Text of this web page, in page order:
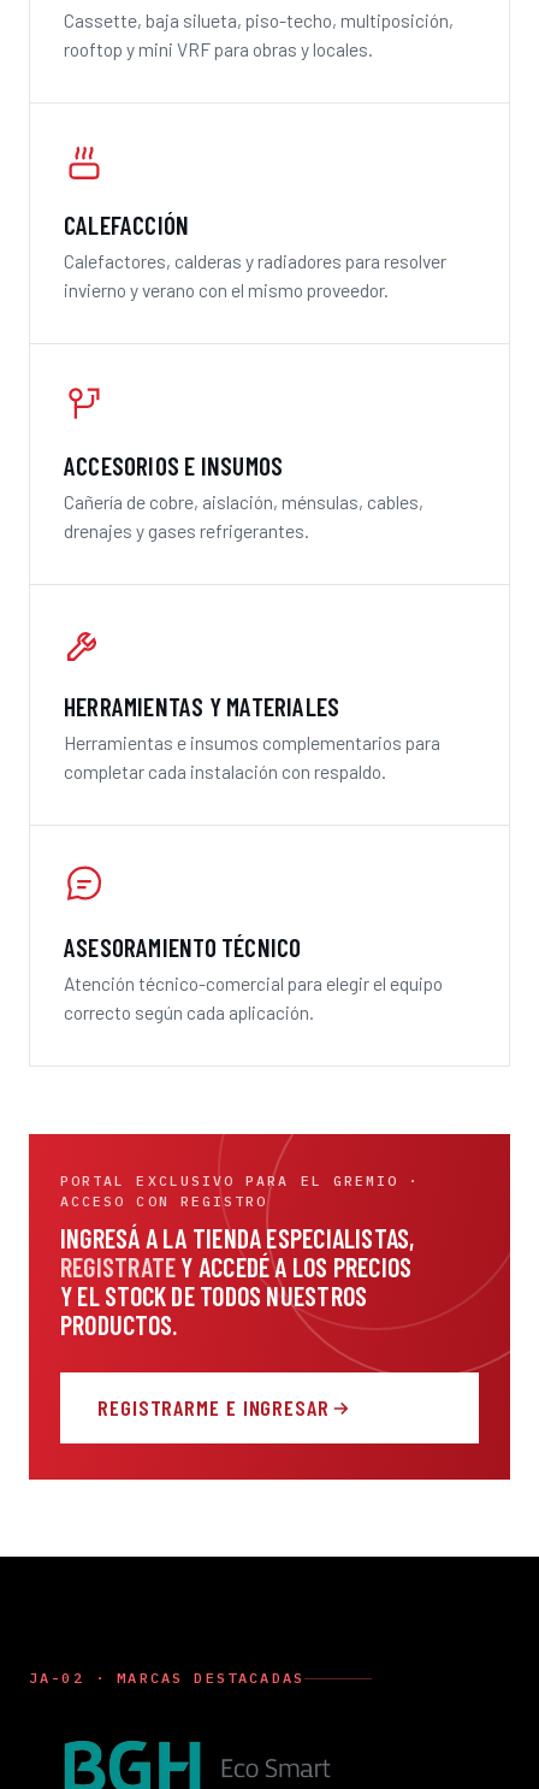
Cassette, baja silueta, piso-techo, multiposición,
rooftop y mini VRF para obras y locales.
CALEFACCIÓN
Calefactores, calderas y radiadores para resolver
invierno y verano con el mismo proveedor.
ACCESORIOS E INSUMOS
Cañería de cobre, aislación, ménsulas, cables,
drenajes y gases refrigerantes.
HERRAMIENTAS Y MATERIALES
Herramientas e insumos complementarios para
completar cada instalación con respaldo.
ASESORAMIENTO TÉCNICO
Atención técnico-comercial para elegir el equipo
correcto según cada aplicación.
PORTAL EXCLUSIVO PARA EL GREMIO ·
ACCESO CON REGISTRO
INGRESÁ A LA TIENDA ESPECIALISTAS,
REGISTRATEY ACCEDÉ A LOS PRECIOS
Y EL STOCK DE TODOS NUESTROS
PRODUCTOS.
REGISTRARME E INGRESAR
JA-02 · MARCAS DESTACADAS